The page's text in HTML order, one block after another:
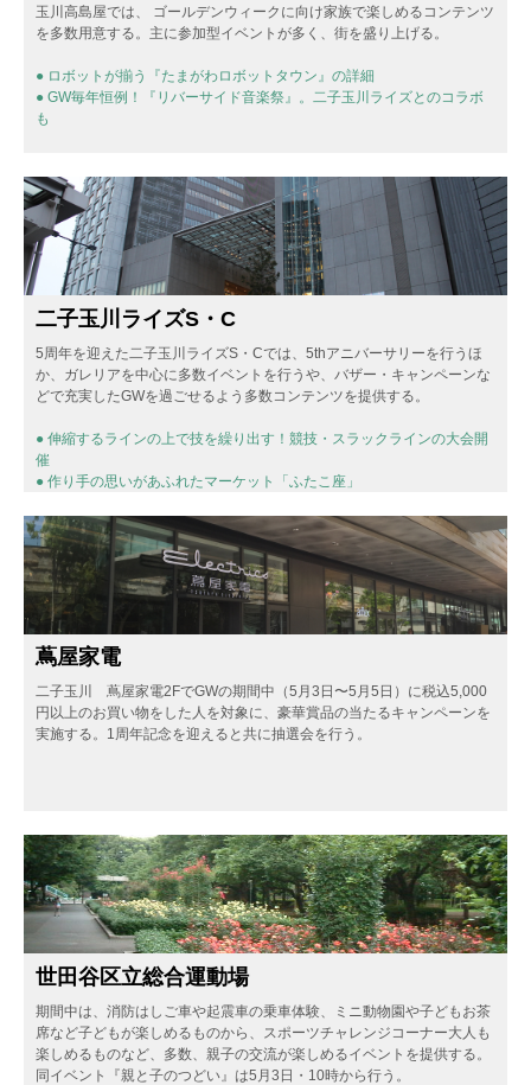
玉川高島屋では、 ゴールデンウィークに向け家族で楽しめるコンテンツ
を多数用意する。主に参加型イベントが多く、街を盛り上げる。
● ロボットが揃う『たまがわロボットタウン』の詳細
● GW毎年恒例！『リバーサイド音楽祭』。二子玉川ライズとのコラボ
も
二子玉川ライズS・C
5周年を迎えた二子玉川ライズS・Cでは、5thアニバーサリーを行うほ
か、ガレリアを中心に多数イベントを行うや、バザー・キャンペーンな
どで充実したGWを過ごせるよう多数コンテンツを提供する。
● 伸縮するラインの上で技を繰り出す！競技・スラックラインの大会開
催
● 作り手の思いがあふれたマーケット「ふたこ座」
蔦屋家電
二子玉川 蔦屋家電2FでGWの期間中（5月3日〜5月5日）に税込5,000
円以上のお買い物をした人を対象に、豪華賞品の当たるキャンペーンを
実施する。1周年記念を迎えると共に抽選会を行う。
世田谷区立総合運動場
期間中は、消防はしご車や起震車の乗車体験、ミニ動物園や子どもお茶
席など子どもが楽しめるものから、スポーツチャレンジコーナー大人も
楽しめるものなど、多数、親子の交流が楽しめるイベントを提供する。
同イベント『親と子のつどい』は5月3日・10時から行う。